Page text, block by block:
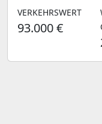
VERKEHRSWERT
93.000 €